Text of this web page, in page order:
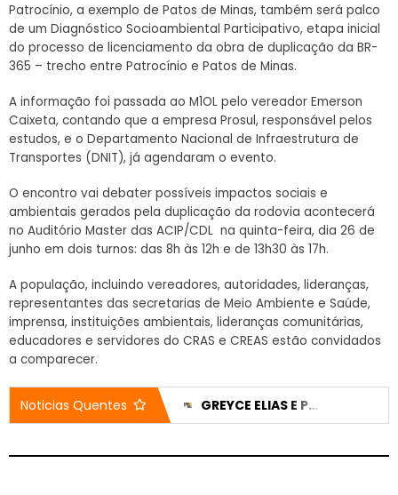
Patrocínio, a exemplo de Patos de Minas, também será palco
de um Diagnóstico Socioambiental Participativo, etapa inicial
do processo de licenciamento da obra de duplicação da BR-
365 – trecho entre Patrocínio e Patos de Minas.
A informação foi passada ao M1OL pelo vereador Emerson
Caixeta, contando que a empresa Prosul, responsável pelos
estudos, e o Departamento Nacional de Infraestrutura de
Transportes (DNIT), já agendaram o evento.
O encontro vai debater possíveis impactos sociais e
ambientais gerados pela duplicação da rodovia acontecerá
no Auditório Master das ACIP/CDL na quinta-feira, dia 26 de
junho em dois turnos: das 8h às 12h e de 13h30 às 17h.
A população, incluindo vereadores, autoridades, lideranças,
representantes das secretarias de Meio Ambiente e Saúde,
imprensa, instituições ambientais, lideranças comunitárias,
educadores e servidores do CRAS e CREAS estão convidados
a comparecer.
Noticias Quentes CASA DO IDOSO RECEBE DOIS VEÍCULOS NOVOS APÓS EMENDA DE 200 MIL REAIS GREYCE ELIAS E PEDRO LUCAS TÊM CANDIDATURAS REGISTRADAS E NOMES JÁ APARECEM NO DIVULGACAND